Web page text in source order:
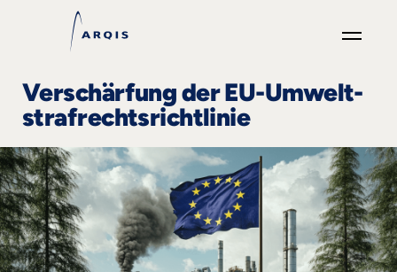
Focus
Groups
+
Verschärfung der EU-Umwelt-
strafrechtsrichtlinie